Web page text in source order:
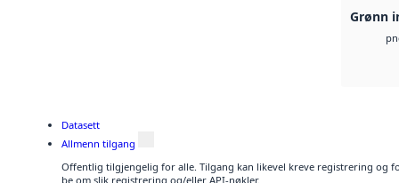
Grønn
Datasett
Allmenn tilgang
Offentlig tilgjengelig for alle. Tilgang kan likevel kreve registrering og
be om slik registrering og/eller API-nøkler.